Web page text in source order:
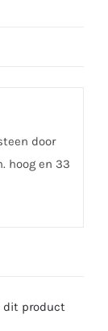
door
hoog en 33
dit product